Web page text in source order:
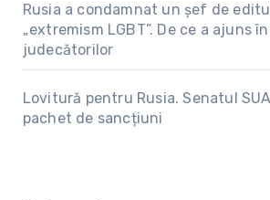
Rusia a condamnat un șef de
„extremism LGBT”. De ce a ajuns
judecătorilor
Lovitură pentru Rusia. Senatul
pachet de sancțiuni